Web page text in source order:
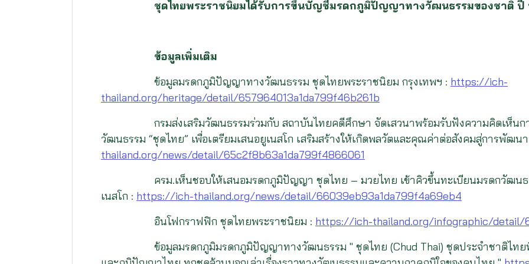
ชุดไทยพระราชนิยมได้รับการขึ้นบัญชีมรดกภูมิปัญญาทางวัฒนธรรมของชาติ ปี
ข้อมูลเพิ่มเติม
ข้อมูลมรดกภูมิปัญญาทางวัฒนธรรม ชุดไทยพระราชนิยม กรุงเทพฯ : https://ich-
thailand.org/heritage/detail/657964013a1da799f46b261b
กรมส่งเสริมวัฒนธรรมร่วมกับ สถาบันไทยคดีศึกษา จัดเสวนาพร้อมรับฟังความคิดเห็
วัฒนธรรม “ชุดไทย” เพื่อเตรียมเสนอยูเนสโก เสริมสร้างให้เกิดพลวัตและคุณค่าต่อสังคมสู่การพัฒ
thailand.org/news/detail/65c2f8b63a1da799f4866061
ครม.เห็นชอบให้เสนอมรดกภูมิปัญญา ชุดไทย – มวยไทย เข้าคิวขึ้นทะเบียนมรดกวัฒน
เนสโก : https://ich-thailand.org/news/detail/66039eb93a1da799f4a69eb4
อินโฟกราฟฟิก ชุดไทยพระราชนิยม : https://ich-thailand.org/infographic/detail/
ข้อมูลมรดกภูมิมรดกภูมิปัญญาทางวัฒนธรรม " ชุดไทย (Chud Thai) ชุดประจำชาติไท